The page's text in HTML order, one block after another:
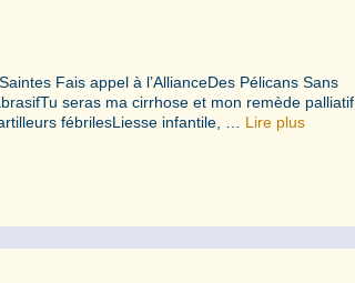
Fais appel à l’AllianceDes Pélicans Sans
seras ma cirrhose et mon remède palliatif
fébrilesLiesse infantile, … Lire plus